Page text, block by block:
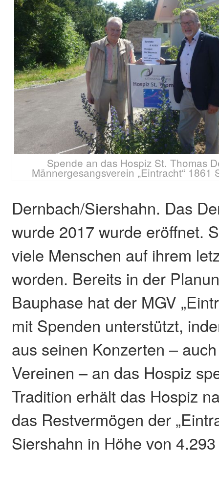
Spende an das Hospiz St. Thomas
Männergesangsverein „Eintracht“
Dernbach/Siershahn. Das
wurde 2017 wurde eröffnet.
viele Menschen auf ihrem
worden. Bereits in der
Bauphase hat der MGV
mit Spenden unterstützt,
aus seinen Konzerten –
Vereinen – an das Hospiz
Tradition erhält das Hospiz
das Restvermögen der
Siershahn in Höhe von